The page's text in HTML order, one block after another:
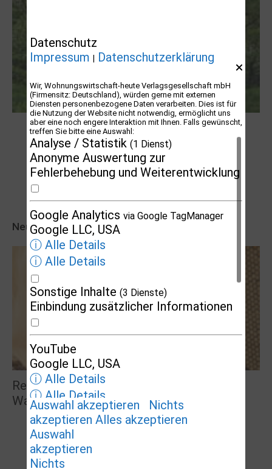
Robert Schads „Blickweit“: Linien im Land
der Horizonte
Neueste Veranstaltungseinträge
Reden mit Rockenschaub – Gast: Lilo
Wanders, Kult-Diva
Datenschutz
Impressum
Datenschutzerklärung
Wir, Wohnungswirtschaft-heute Verlagsgesellschaft mbH
(Firmensitz: Deutschland), würden gerne mit externen
Diensten personenbezogene Daten verarbeiten. Dies ist für
die Nutzung der Website nicht notwendig, ermöglicht uns
aber eine noch engere Interaktion mit Ihnen. Falls gewünscht,
treffen Sie bitte eine Auswahl:
Analyse / Statistik (1 Dienst)
Anonyme Auswertung zur
Fehlerbehebung und Weiterentwicklung
Google Analytics via Google TagManager
Google LLC, USA
ⓘ Alle Details
ⓘ Alle Details
Sonstige Inhalte (3 Dienste)
Einbindung zusätzlicher Informationen
YouTube
Google LLC, USA
ⓘ Alle Details
ⓘ Alle Details
Google Maps
Google LLC, USA
Auswahl akzeptieren
Nichts
akzeptieren Alles akzeptieren
Auswahl
akzeptieren
Nichts